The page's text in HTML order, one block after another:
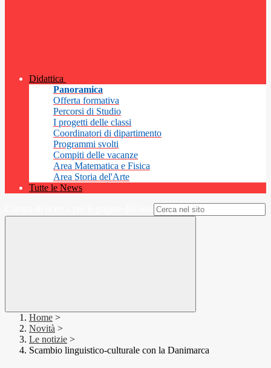
Didattica
Panoramica
Offerta formativa
Percorsi di Studio
I progetti delle classi
Coordinatori di dipartimento
Programmi svolti
Compiti delle vacanze
Area Matematica e Fisica
Area Storia del'Arte
Tutte le News
Home >
Novità >
Le notizie >
Scambio linguistico-culturale con la Danimarca